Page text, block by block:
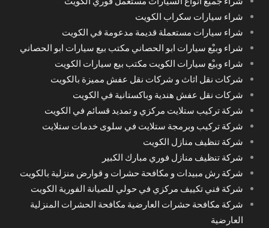
شراء سيارات سكراب الكويت
شراء سيارات مستعملة قديمة مدعومة في الكويت
شراء وبيْع سيارات ابو الحصاني مكتب بيع سيارات ابو الحصاني
شراء وبيْع سيارات الكويت مكتب بيع سيارات الكويت
شركات نقل اثاث و شركات نقل عفش مميزة بالكويت
شركات نقل عفش هندية وباكستانية في الكويت
شركة تركيب ستلايت مركزي و تمديد قسائم في الكويت
شركة تركيب وبرمجة ستلايت في سلوى خدمات ستلايت
شركة تنظيف منازل الكويت
شركة تنظيف منازل فوري مبارك الكبير
شركة رش مبيدات و مكافحة حشرات و قوارض منزلية بالكويت
شركة فني تكييف مركزي في حولي للصيانة الفورية الكويت
شركة مكافحة حشرات العارضية مكافحة الحشرات المنزلية
العارضية